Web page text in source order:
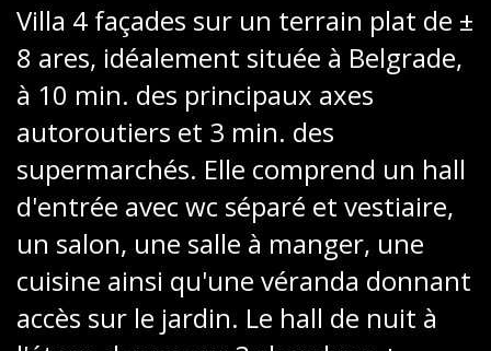
Villa 4 façades sur un terrain plat de ±
8 ares, idéalement située à Belgrade,
à 10 min. des principaux axes
autoroutiers et 3 min. des
supermarchés. Elle comprend un hall
d'entrée avec wc séparé et vestiaire,
un salon, une salle à manger, une
cuisine ainsi qu'une véranda donnant
accès sur le jardin. Le hall de nuit à